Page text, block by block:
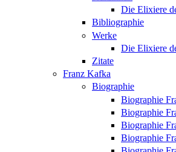
Die Elixiere
Bibliographie
Werke
Die Elixiere
Zitate
Franz Kafka
Biographie
Biographie
Biographie
Biographie
Biographie